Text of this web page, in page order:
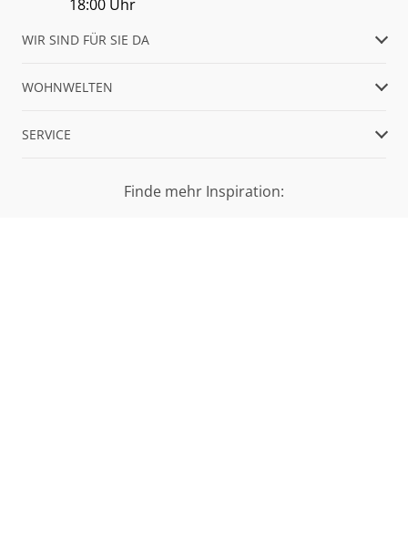
Mo - Fr: 09:30 - 18:00 Uhr
zusätzlich nach Vereinbarung
12.04./02.08./13.09./08.11.2026: 13:00 -
WIR SIND FÜR SIE DA